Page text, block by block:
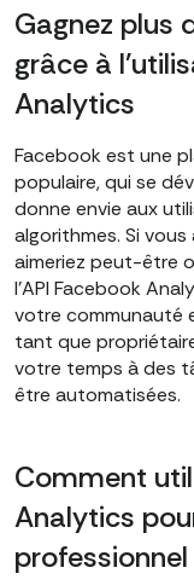
Gagnez plus
grâce à
Analytics
Facebook est une
populaire, qui se
donne envie aux
algorithmes. Si
aimeriez peut-être
l'API Facebook
votre communauté
tant que
votre temps à des
être automatisées.
Comment
Analytics
professionnel